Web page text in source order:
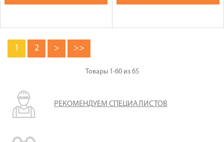
1 2 > >>
Товары 1-60из 65
РЕКОМЕНДУЕМ СПЕЦИАЛИСТОВ